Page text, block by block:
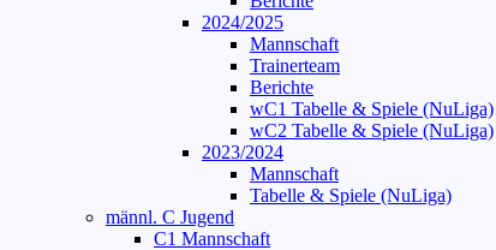
2024/2025
Mannschaft
Trainerteam
Berichte
wC1 Tabelle & Spiele (NuLiga)
wC2 Tabelle & Spiele (NuLiga)
2023/2024
Mannschaft
Tabelle & Spiele (NuLiga)
männl. C Jugend
C1 Mannschaft